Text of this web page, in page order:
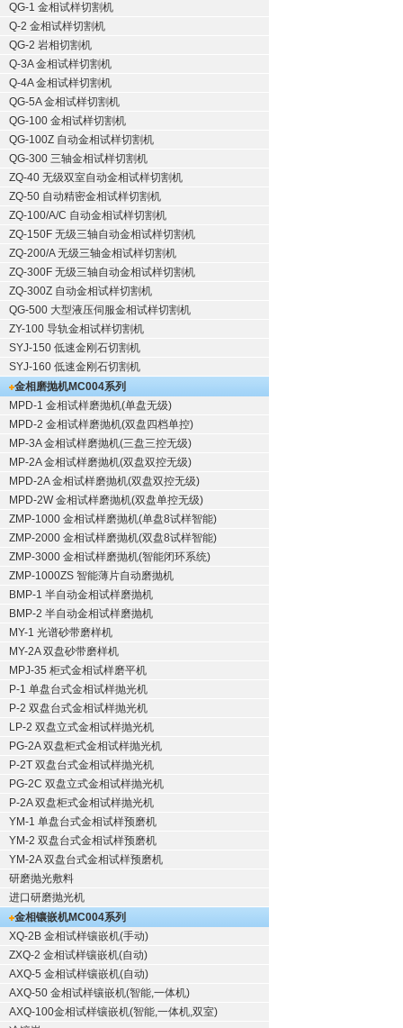
QG-1 金相试样切割机
Q-2 金相试样切割机
QG-2 岩相切割机
Q-3A 金相试样切割机
Q-4A 金相试样切割机
QG-5A 金相试样切割机
QG-100 金相试样切割机
QG-100Z 自动金相试样切割机
QG-300 三轴金相试样切割机
ZQ-40 无级双室自动金相试样切割机
ZQ-50 自动精密金相试样切割机
ZQ-100/A/C 自动金相试样切割机
ZQ-150F 无级三轴自动金相试样切割机
ZQ-200/A 无级三轴金相试样切割机
ZQ-300F 无级三轴自动金相试样切割机
ZQ-300Z 自动金相试样切割机
QG-500 大型液压伺服金相试样切割机
ZY-100 导轨金相试样切割机
SYJ-150 低速金刚石切割机
SYJ-160 低速金刚石切割机
金相磨抛机MC004系列
MPD-1 金相试样磨抛机(单盘无级)
MPD-2 金相试样磨抛机(双盘四档单控)
MP-3A 金相试样磨抛机(三盘三控无级)
MP-2A 金相试样磨抛机(双盘双控无级)
MPD-2A 金相试样磨抛机(双盘双控无级)
MPD-2W 金相试样磨抛机(双盘单控无级)
ZMP-1000 金相试样磨抛机(单盘8试样智能)
ZMP-2000 金相试样磨抛机(双盘8试样智能)
ZMP-3000 金相试样磨抛机(智能闭环系统)
ZMP-1000ZS 智能薄片自动磨抛机
BMP-1 半自动金相试样磨抛机
BMP-2 半自动金相试样磨抛机
MY-1 光谱砂带磨样机
MY-2A 双盘砂带磨样机
MPJ-35 柜式金相试样磨平机
P-1 单盘台式金相试样抛光机
P-2 双盘台式金相试样抛光机
LP-2 双盘立式金相试样抛光机
PG-2A 双盘柜式金相试样抛光机
P-2T 双盘台式金相试样抛光机
PG-2C 双盘立式金相试样抛光机
P-2A 双盘柜式金相试样抛光机
YM-1 单盘台式金相试样预磨机
YM-2 双盘台式金相试样预磨机
YM-2A 双盘台式金相试样预磨机
研磨抛光敷料
进口研磨抛光机
金相镶嵌机MC004系列
XQ-2B 金相试样镶嵌机(手动)
ZXQ-2 金相试样镶嵌机(自动)
AXQ-5 金相试样镶嵌机(自动)
AXQ-50 金相试样镶嵌机(智能,一体机)
AXQ-100金相试样镶嵌机(智能,一体机,双室)